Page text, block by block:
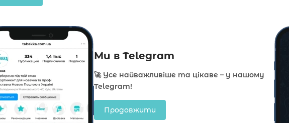
Ми в Telegram
🚀 Усе найважливіше та цікаве – у нашому
Telegram!
Продовжити